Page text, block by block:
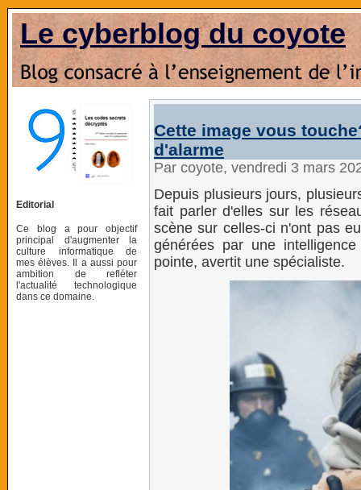
Le cyberblog du coyote
Editorial
Ce blog a pour objectif
principal d'augmenter la
culture informatique de
mes élèves. Il a aussi pour
ambition de refléter
l'actualité technologique
dans ce domaine.
Cette image vous
d'alarme
Par coyote, vendredi 3 mars
Depuis plusieurs jours,
fait parler d'elles sur les
scène sur celles-ci n'ont pas
générées par une
pointe, avertit une spécialiste.